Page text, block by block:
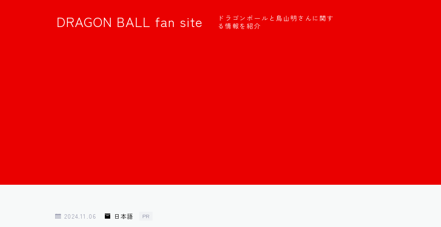
DRAGON BALL fan site
ドラゴンボールと鳥山明さんに関す
る情報を紹介
2024.11.06 日本語 PR